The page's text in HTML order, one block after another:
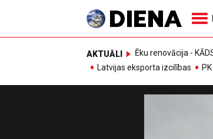
AKTUĀLI Ēku renovācija -
Latvijas eksporta izcilības